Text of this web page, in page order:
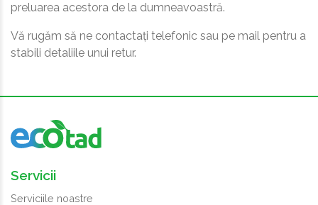
preluarea acestora de la dumneavoastră.
Vă rugăm să ne contactați telefonic sau pe mail pentru a
stabili detaliile unui retur.
Servicii
Serviciile noastre